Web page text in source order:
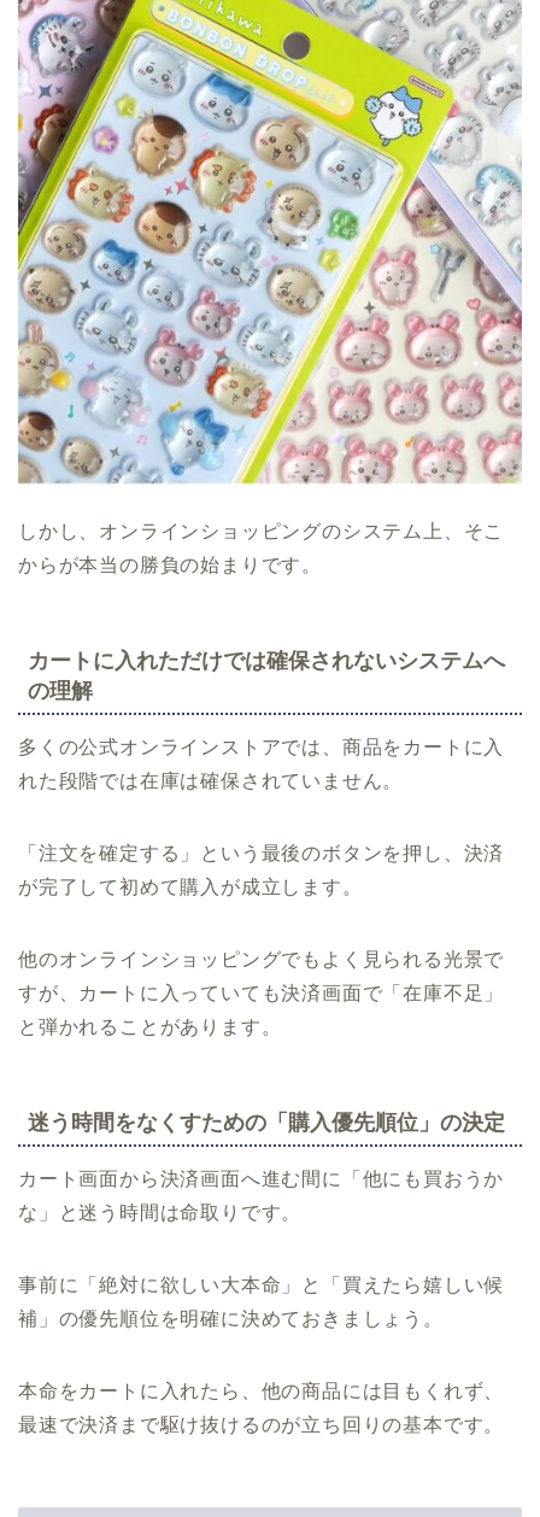
しかし、オンラインショッピングのシステム上、そこ
からが本当の勝負の始まりです。
カートに入れただけでは確保されないシステムへ
の理解
多くの公式オンラインストアでは、商品をカートに入
れた段階では在庫は確保されていません。
「注文を確定する」という最後のボタンを押し、決済
が完了して初めて購入が成立します。
他のオンラインショッピングでもよく見られる光景で
すが、カートに入っていても決済画面で「在庫不足」
と弾かれることがあります。
迷う時間をなくすための「購入優先順位」の決定
カート画面から決済画面へ進む間に「他にも買おうか
な」と迷う時間は命取りです。
事前に「絶対に欲しい大本命」と「買えたら嬉しい候
補」の優先順位を明確に決めておきましょう。
本命をカートに入れたら、他の商品には目もくれず、
最速で決済まで駆け抜けるのが立ち回りの基本です。